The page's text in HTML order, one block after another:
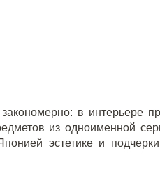
в интерьере
из одноименной
эстетике и